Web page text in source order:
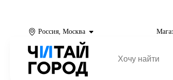
Россия, Москва